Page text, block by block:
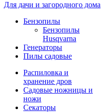
Для дачи и загородного дома
Бензопилы
Бензопилы
Husqvarna
Генераторы
Пилы садовые
Распиловка и
хранение дров
Садовые ножницы и
ножи
Секаторы